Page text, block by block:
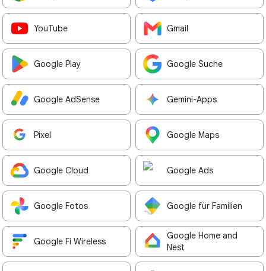
YouTube Gmail
Google Play Google Suche
Google AdSense Gemini-Apps
Pixel Google Maps
Google Cloud Google Ads
Google Fotos Google für Familien
Google Fi Wireless
Google Home and
Nest